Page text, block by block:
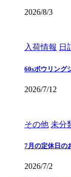
2026/8/3
入荷情報 日
60sボウリング
2026/7/12
その他 未分
7月の定休日の
2026/7/2